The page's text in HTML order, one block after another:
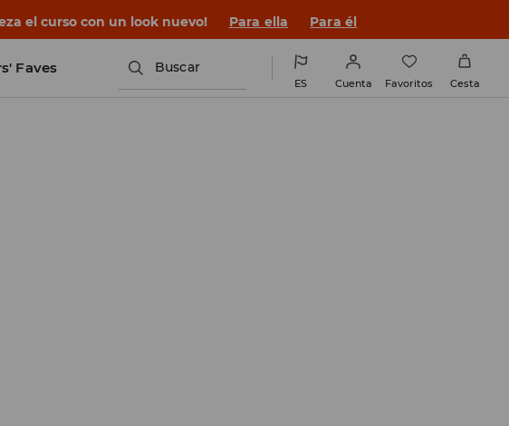
el curso con un look nuevo! Para ella Para él
Faves Buscar
ES Cuenta Favoritos Cesta